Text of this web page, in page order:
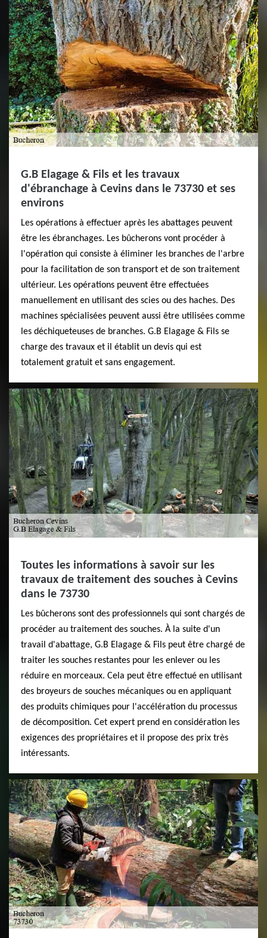
G.B Elagage & Fils et les travaux
d'ébranchage à Cevins dans le 73730 et ses
environs
Les opérations à effectuer après les abattages peuvent
être les ébranchages. Les bûcherons vont procéder à
l'opération qui consiste à éliminer les branches de l'arbre
pour la facilitation de son transport et de son traitement
ultérieur. Les opérations peuvent être effectuées
manuellement en utilisant des scies ou des haches. Des
machines spécialisées peuvent aussi être utilisées comme
les déchiqueteuses de branches. G.B Elagage & Fils se
charge des travaux et il établit un devis qui est
totalement gratuit et sans engagement.
Toutes les informations à savoir sur les
travaux de traitement des souches à Cevins
dans le 73730
Les bûcherons sont des professionnels qui sont chargés de
procéder au traitement des souches. À la suite d'un
travail d'abattage, G.B Elagage & Fils peut être chargé de
traiter les souches restantes pour les enlever ou les
réduire en morceaux. Cela peut être effectué en utilisant
des broyeurs de souches mécaniques ou en appliquant
des produits chimiques pour l'accélération du processus
de décomposition. Cet expert prend en considération les
exigences des propriétaires et il propose des prix très
intéressants.